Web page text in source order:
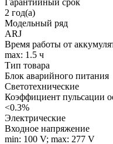
2 год(а)
Модельный ряд
ARJ
Время работы от
max: 1.5 ч
Тип товара
Блок аварийного питания
Светотехнические
Коэффициент пульсации
<0.3%
Электрические
Входное напряжение
min: 100 V; max: 277 V